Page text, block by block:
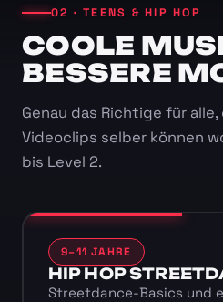
02 · TEENS & HIP HOP
COOLE
BESSERE
Genau das Richtige für
Videoclips selber können
bis Level 2.
9–11 JAHRE
HIP HOP
Streetdance-Basics und